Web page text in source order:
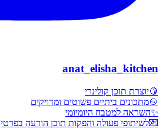
anat_elisha_kitchen
🍋יוצרת תוכן קולינרי
🍲מתכונים ביתיים פשוטים ומדויקים
✨השראה למטבח היומיומי
💌לשיתופי פעולה והפקות תוכן הודעה בפרטי